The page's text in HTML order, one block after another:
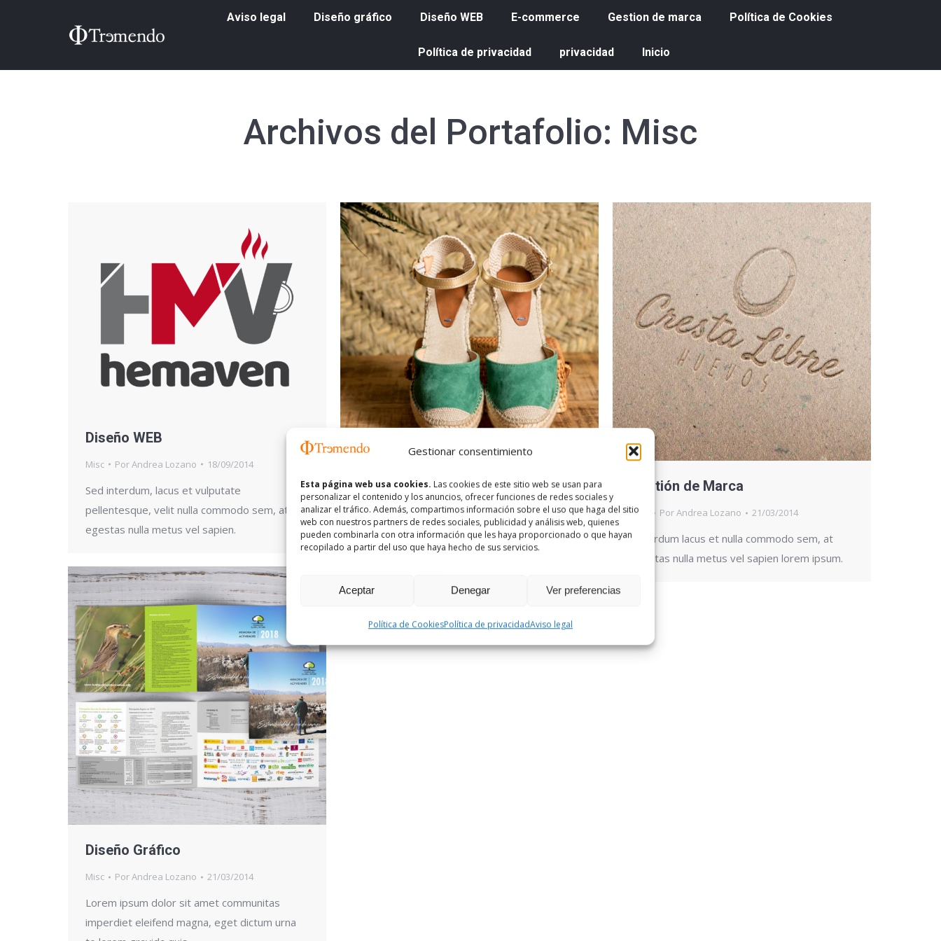
Gestionar consentimiento
Esta página web usa cookies. Las cookies de este sitio web se usan para
personalizar el contenido y los anuncios, ofrecer funciones de redes sociales y
analizar el tráfico. Además, compartimos información sobre el uso que haga del sitio
web con nuestros partners de redes sociales, publicidad y análisis web, quienes
pueden combinarla con otra información que les haya proporcionado o que hayan
recopilado a partir del uso que haya hecho de sus servicios.
Aceptar Denegar Ver preferencias
Política de CookiesPolítica de privacidadAviso legal
Aviso legal Diseño gráfico Diseño WEB E-commerce Gestion de marca Política de Cookies
Política de privacidad privacidad Inicio
Archivos del Portafolio: Misc
Diseño WEB
Misc PorAndrea Lozano 18/09/2014
Sed interdum, lacus et vulputate
pellentesque, velit nulla commodo sem, at
egestas nulla metus vel sapien.
Comercio Electronico
Misc PorAndrea Lozano 30/03/2014
Unterdum, lacus et vulputate nulla commodo
Gestión de Marca
Misc PorAndrea Lozano 21/03/2014
Unterdum lacus et nulla commodo sem, at
egestas nulla metus vel sapien lorem ipsum.
Diseño Gráfico
Misc PorAndrea Lozano 21/03/2014
Lorem ipsum dolor sit amet communitas
imperdiet eleifend magna, eget dictum urna